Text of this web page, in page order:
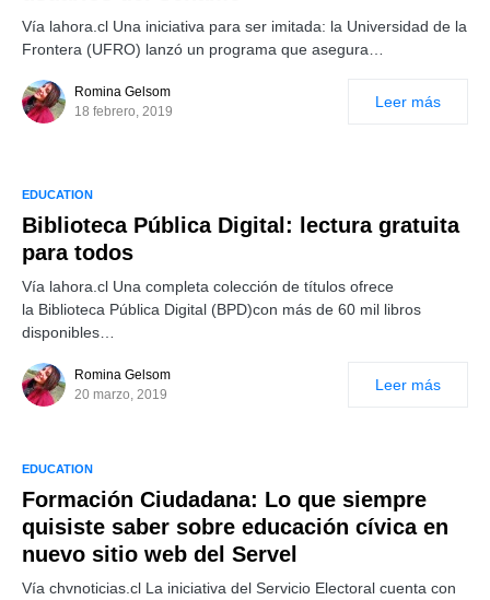
Vía lahora.cl Una iniciativa para ser imitada: la Universidad de la
Frontera (UFRO) lanzó un programa que asegura…
Romina Gelsom
18 febrero, 2019
Leer más
EDUCATION
Biblioteca Pública Digital: lectura gratuita
para todos
Vía lahora.cl Una completa colección de títulos ofrece
la Biblioteca Pública Digital (BPD)con más de 60 mil libros
disponibles…
Romina Gelsom
20 marzo, 2019
Leer más
EDUCATION
Formación Ciudadana: Lo que siempre
quisiste saber sobre educación cívica en
nuevo sitio web del Servel
Vía chvnoticias.cl La iniciativa del Servicio Electoral cuenta con